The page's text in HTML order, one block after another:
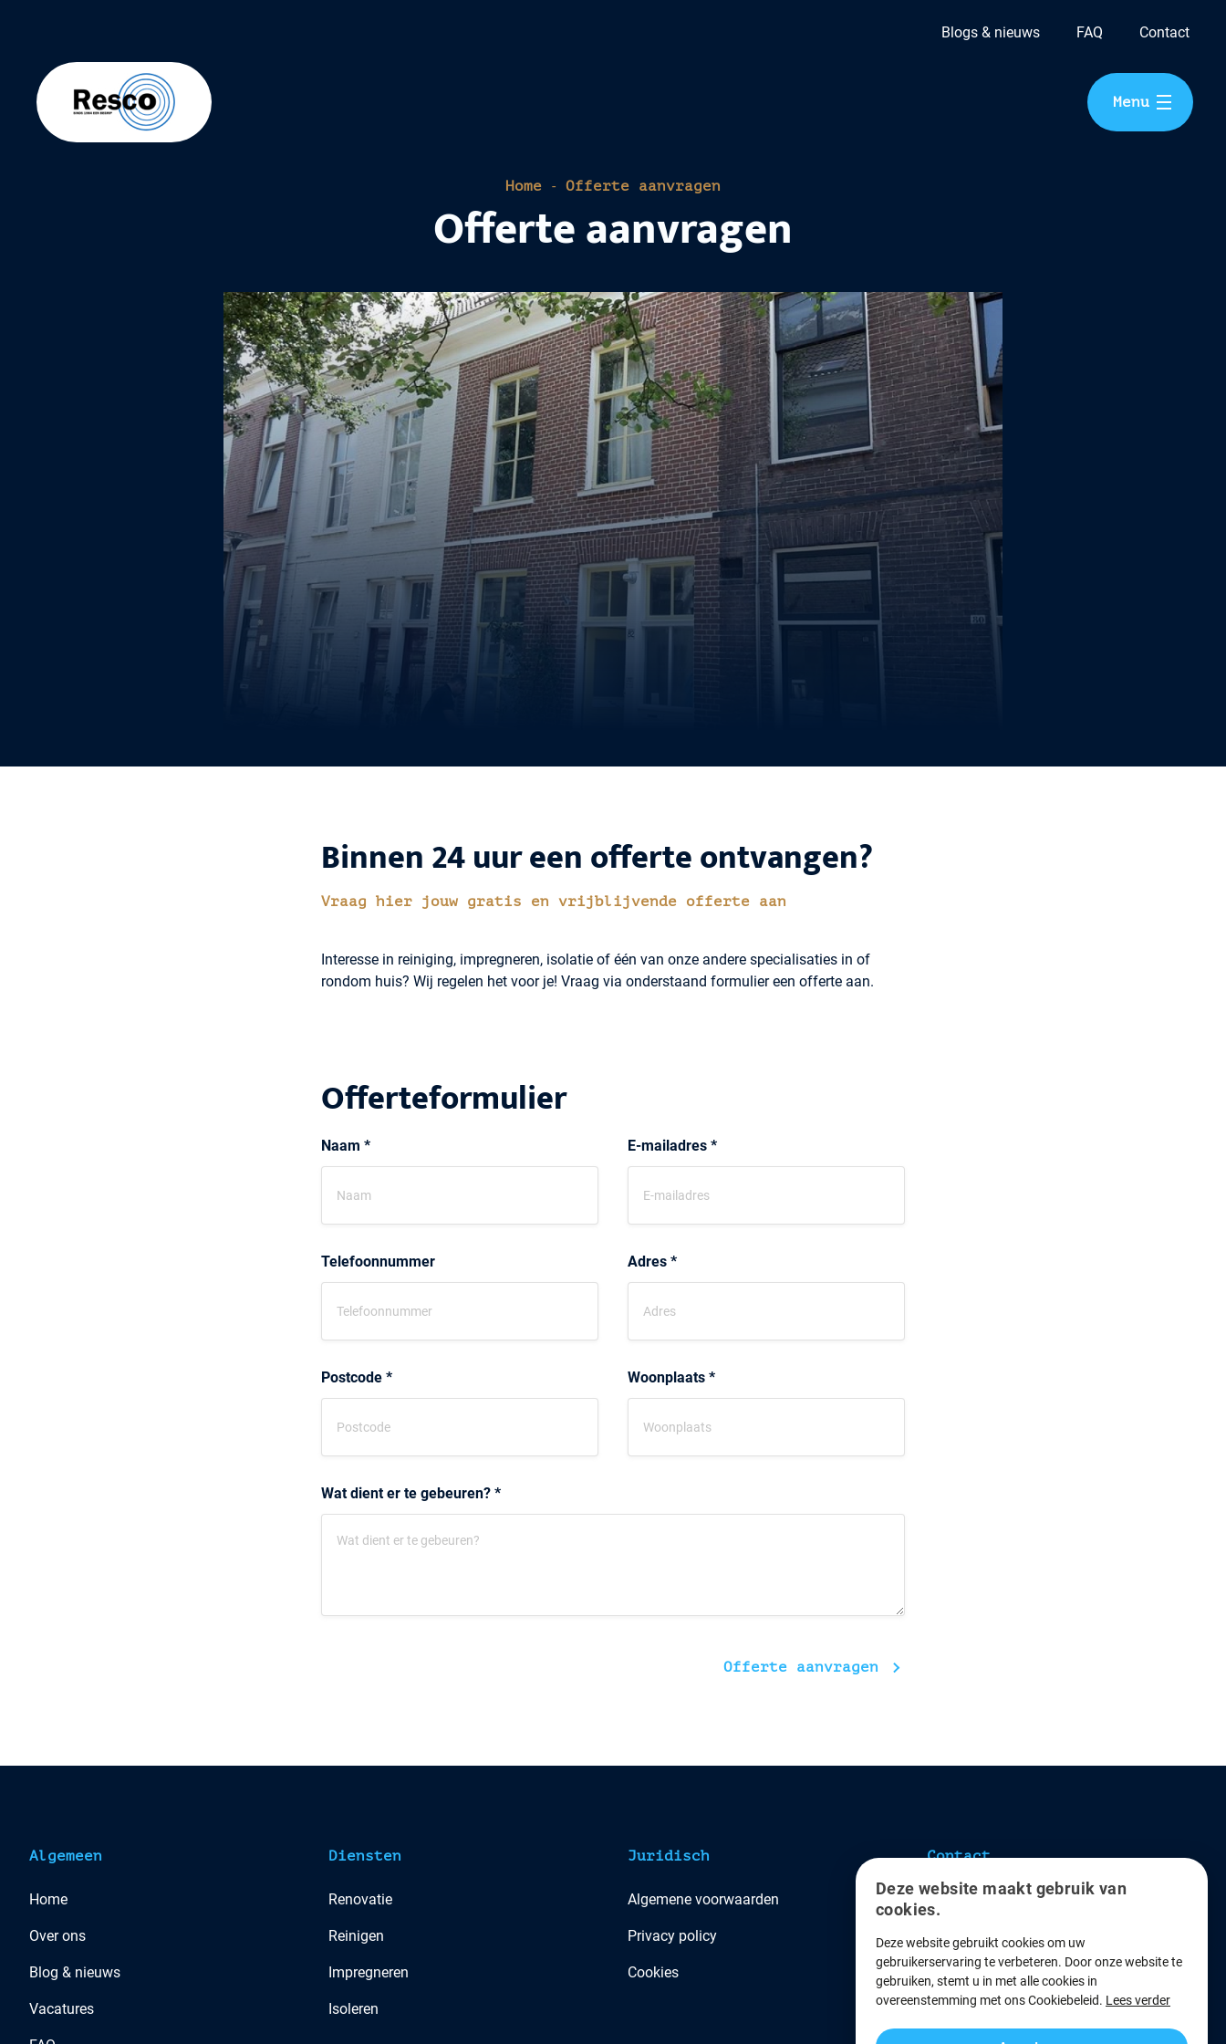
Blogs & nieuws FAQ Contact
Menu
Blogs & nieuws
FAQ
Contact
Offerte aanvragen
Binnen 24 uur reactie.
Home - Offerte aanvragen
Offerte aanvragen
Binnen 24 uur een offerte ontvangen?
Vraag hier jouw gratis en vrijblijvende offerte aan
Interesse in reiniging, impregneren, isolatie of één van onze andere specialisaties in of
rondom huis? Wij regelen het voor je! Vraag via onderstaand formulier een offerte aan.
Offerteformulier
Naam * E-mailadres *
Telefoonnummer Adres *
Postcode * Woonplaats *
Wat dient er te gebeuren? *
Offerte aanvragen
Algemeen
Home
Over ons
Blog & nieuws
Vacatures
Diensten
Renovatie
Reinigen
Impregneren
Isoleren
Juridisch
Algemene voorwaarden
Privacy policy
Cookies
Contact
Ventersteeg 6
7261 RP Ruurlo
0573 - 788180
kantoor@resco.nl
Deze website maakt gebruik van
cookies.
Deze website gebruikt cookies om uw
gebruikerservaring te verbeteren. Door onze website te
gebruiken, stemt u in met alle cookies in
overeenstemming met ons Cookiebeleid. Lees verder